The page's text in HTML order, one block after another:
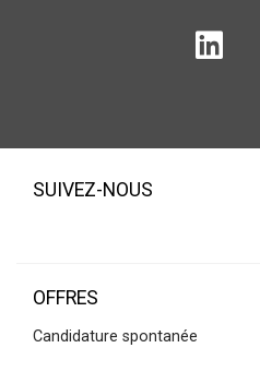
SUIVEZ-NOUS
OFFRES
Candidature spontanée